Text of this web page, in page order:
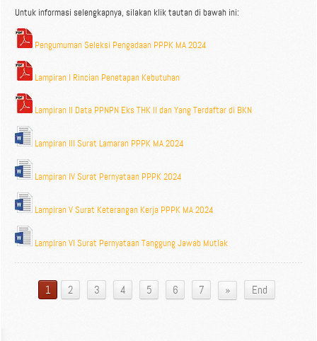
Untuk informasi selengkapnya, silakan klik tautan di bawah ini:
Pengumuman Seleksi Pengadaan PPPK MA 2024
Lampiran I Rincian Penetapan Kebutuhan
Lampiran II Data PPNPN Eks THK II dan Yang Terdaftar di BKN
Lampiran III Surat Lamaran PPPK MA 2024
Lampiran IV Surat Pernyataan PPPK 2024
Lampiran V Surat Keterangan Kerja PPPK MA 2024
Lampiran VI Surat Pernyataan Tanggung Jawab Mutlak
1 2 3 4 5 6 7 » End